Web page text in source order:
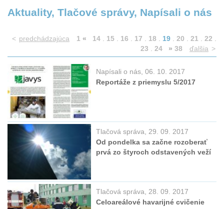
Aktuality, Tlačové správy, Napísali o nás
< predchádzajúca 1 « 14 15 16 17 18 19 20 21 22
23
24 » 38 ďalšia >
Napísali o nás, 06. 10. 2017
Reportáže z priemyslu 5/2017
Tlačová správa, 29. 09. 2017
Od pondelka sa začne rozoberať
prvá zo štyroch odstavených veží
Tlačová správa, 28. 09. 2017
Celoareálové havarijné cvičenie